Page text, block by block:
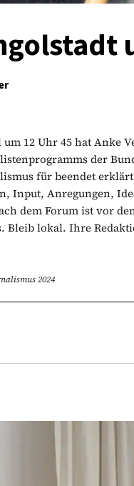
12 Uhr 45 hat Anke
der
für beendet
Input, Anregungen,
dem Forum ist vor
Bleib lokal. Ihre
2024